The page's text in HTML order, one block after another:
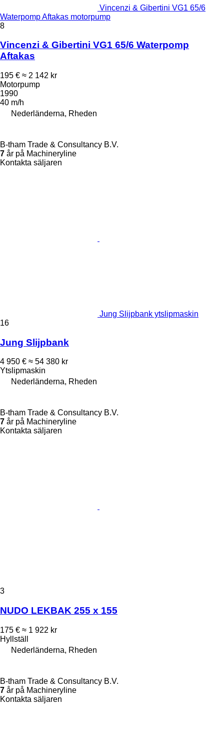
Vincenzi & Gibertini VG1 65/6
Waterpomp Aftakas motorpump
8
Vincenzi & Gibertini VG1 65/6 Waterpomp
Aftakas
195 € ≈ 2 142 kr
Motorpump
1990
40 m/h
Nederländerna, Rheden
B-tham Trade & Consultancy B.V.
7 år på Machineryline
Kontakta säljaren
Jung Slijpbank ytslipmaskin
16
Jung Slijpbank
4 950 € ≈ 54 380 kr
Ytslipmaskin
Nederländerna, Rheden
B-tham Trade & Consultancy B.V.
7 år på Machineryline
Kontakta säljaren
3
NUDO LEKBAK 255 x 155
175 € ≈ 1 922 kr
Hyllställ
Nederländerna, Rheden
B-tham Trade & Consultancy B.V.
7 år på Machineryline
Kontakta säljaren